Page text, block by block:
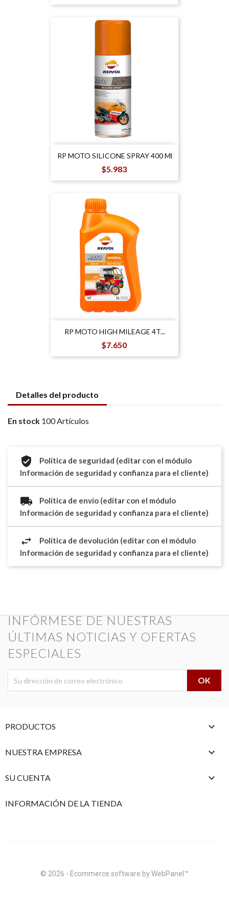
RP MOTO SILICONE SPRAY 400 Ml
Precio
$5.983
RP MOTO HIGH MILEAGE 4T...
Precio
$7.650
Detalles del producto
En stock 100 Artículos
Política de seguridad (editar con el módulo
Información de seguridad y confianza para el cliente)
Política de envío (editar con el módulo
Información de seguridad y confianza para el cliente)
Política de devolución (editar con el módulo
Información de seguridad y confianza para el cliente)
INFÓRMESE DE NUESTRAS
ÚLTIMAS NOTICIAS Y OFERTAS
ESPECIALES
PRODUCTOS 
NUESTRA EMPRESA 
SU CUENTA 
INFORMACIÓN DE LA TIENDA
© 2026 - Ecommerce software by WebPanel™